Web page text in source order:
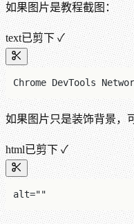
如果图片是教程截图：
text已剪下 ✓
Chrome DevTools
如果图片只是装饰背景，
html已剪下 ✓
alt=""